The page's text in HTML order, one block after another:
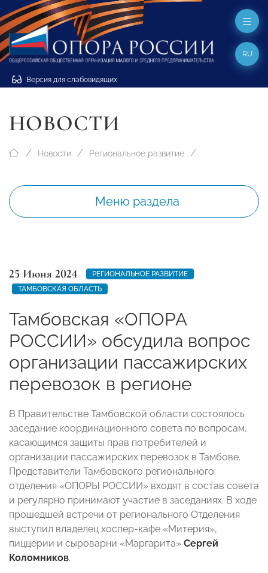
Версия для слабовидящих
RU
НОВОСТИ
Новости Региональное развитие
Меню раздела
25 Июня 2024
РЕГИОНАЛЬНОЕ РАЗВИТИЕ
ТАМБОВСКАЯ ОБЛАСТЬ
Тамбовская «ОПОРА
РОССИИ» обсудила вопрос
организации пассажирских
перевозок в регионе
В Правительстве Тамбовской области состоялось
заседание координационного совета по вопросам,
касающимся защиты прав потребителей и
организации пассажирских перевозок в Тамбове.
Представители Тамбовского регионального
отделения «ОПОРЫ РОССИИ» входят в состав совета
и регулярно принимают участие в заседаниях. В ходе
прошедшей встречи от регионального Отделения
выступил владелец хоспер-кафе «Митерия»,
пиццерии и сыроварни «Маргарита» Сергей
Коломников.